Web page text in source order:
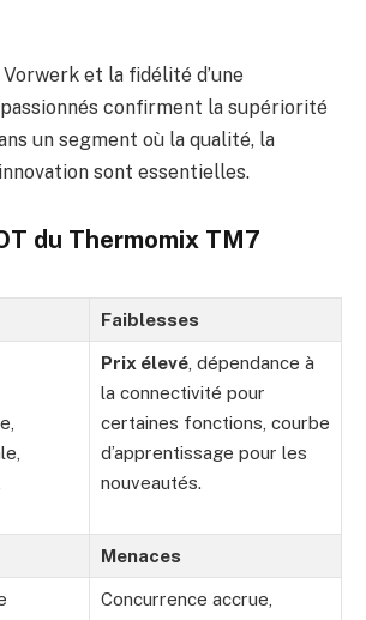
et la fidélité d’une
confirment la supériorité
un segment où la qualité, la
sont essentielles.
du Thermomix TM7
Faiblesses
Prix élevé , dépendance à
la connectivité pour
certaines fonctions, courbe
d’apprentissage pour les
nouveautés.
Menaces
Concurrence accrue,